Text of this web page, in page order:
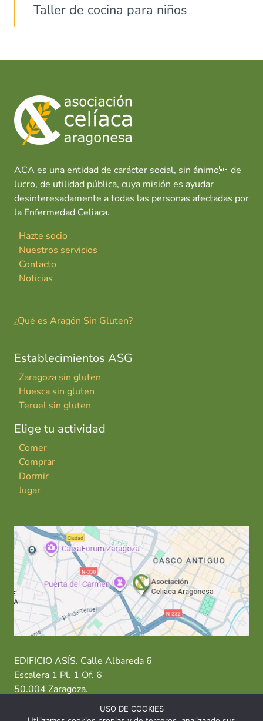
Taller de cocina para niños
ACA es una entidad de carácter social, sin ánimo de
lucro, de utilidad pública, cuya misión es ayudar
desinteresadamente a todas las personas afectadas por
la Enfermedad Celiaca.
Hazte socio
Nuestros servicios
Contacto
Noticias
¿Qué es Aragón Sin Gluten?
Establecimientos ASG
Zaragoza sin gluten
Huesca sin gluten
Teruel sin gluten
Elige tu actividad
Comer
Comprar
Dormir
Jugar
EDIFICIO ASÍS. Calle Albareda 6
Escalera 1 Pl. 1 Of. 6
50.004 Zaragoza.
T: 976 484 949 M: 635 638 563
USO DE COOKIES